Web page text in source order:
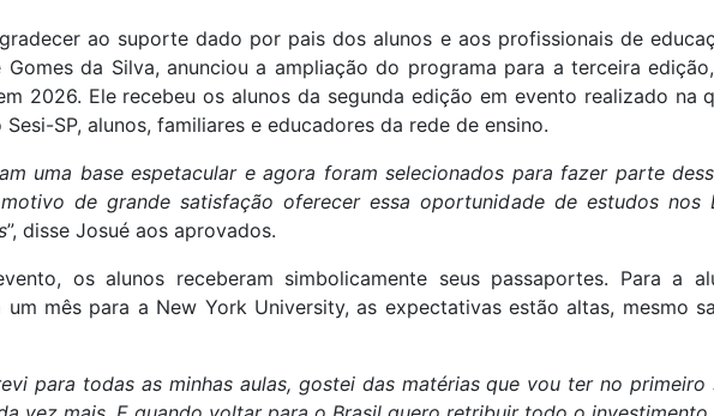
ao suporte dado por pais dos alunos e aos profissionais de
Gomes da Silva, anunciou a ampliação do programa para a terceira
2026. Ele recebeu os alunos da segunda edição em evento realizado na
Sesi-SP, alunos, familiares e educadores da rede de ensino.
uma base espetacular e agora foram selecionados para fazer parte
de grande satisfação oferecer essa oportunidade de estudos nos
”, disse Josué aos aprovados.
os alunos receberam simbolicamente seus passaportes. Para a
um mês para a New York University, as expectativas estão altas, mesmo
para todas as minhas aulas, gostei das matérias que vou ter no